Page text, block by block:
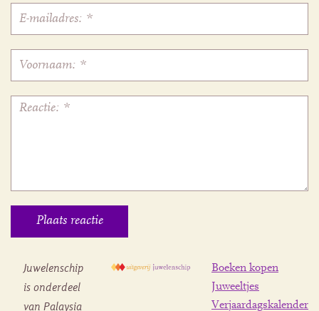
Juwelenschip
is onderdeel
van Palaysia
Boeken kopen
Juweeltjes
Verjaardagskalender